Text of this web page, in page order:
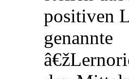
positiven
genannte